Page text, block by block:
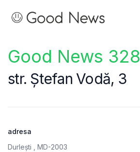
Good News
Good News 328
str. Ștefan Vodă, 3
adresa
Durlești , MD-2003